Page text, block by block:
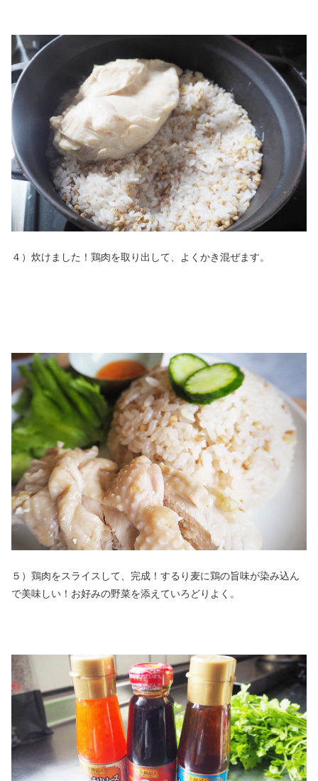
４）炊けました！鶏肉を取り出して、よくかき混ぜます。
５）鶏肉をスライスして、完成！するり麦に鶏の旨味が染み込ん
で美味しい！お好みの野菜を添えていろどりよく。